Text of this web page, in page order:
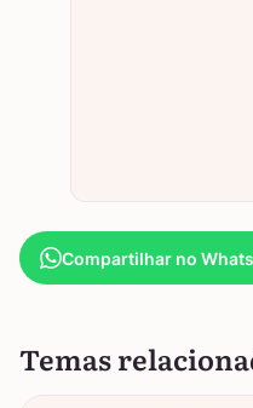
Compartilhar no
Temas